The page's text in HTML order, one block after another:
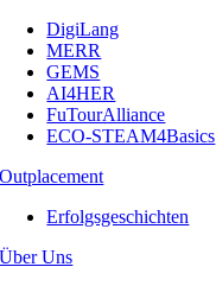
DigiLang
MERR
GEMS
AI4HER
FuTourAlliance
ECO-STEAM4Basics
Outplacement
Erfolgsgeschichten
Über Uns